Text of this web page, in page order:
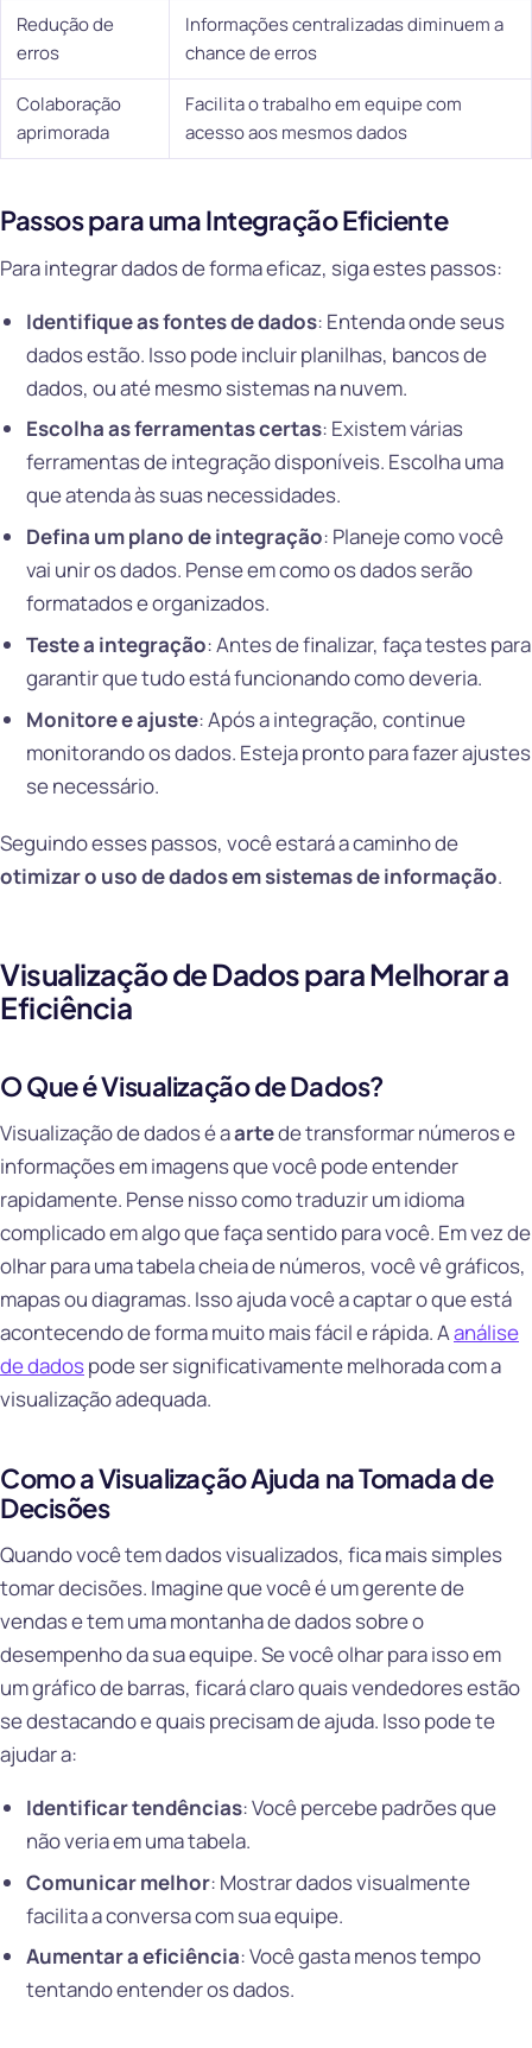
Redução de
erros
Informações centralizadas diminuem a
chance de erros
Colaboração
aprimorada
Facilita o trabalho em equipe com
acesso aos mesmos dados
Passos para uma Integração Eficiente
Para integrar dados de forma eficaz, siga estes passos:
Identifique as fontes de dados: Entenda onde seus
dados estão. Isso pode incluir planilhas, bancos de
dados, ou até mesmo sistemas na nuvem.
Escolha as ferramentas certas: Existem várias
ferramentas de integração disponíveis. Escolha uma
que atenda às suas necessidades.
Defina um plano de integração: Planeje como você
vai unir os dados. Pense em como os dados serão
formatados e organizados.
Teste a integração: Antes de finalizar, faça testes para
garantir que tudo está funcionando como deveria.
Monitore e ajuste: Após a integração, continue
monitorando os dados. Esteja pronto para fazer ajustes
se necessário.
Seguindo esses passos, você estará a caminho de
otimizar o uso de dados em sistemas de informação.
Visualização de Dados para Melhorar a
Eficiência
O Que é Visualização de Dados?
Visualização de dados é aartede transformar números e
informações em imagens que você pode entender
rapidamente. Pense nisso como traduzir um idioma
complicado em algo que faça sentido para você. Em vez de
olhar para uma tabela cheia de números, você vê gráficos,
mapas ou diagramas. Isso ajuda você a captar o que está
acontecendo de forma muito mais fácil e rápida. Aanálise
de dadospode ser significativamente melhorada com a
visualização adequada.
Como a Visualização Ajuda na Tomada de
Decisões
Quando você tem dados visualizados, fica mais simples
tomar decisões. Imagine que você é um gerente de
vendas e tem uma montanha de dados sobre o
desempenho da sua equipe. Se você olhar para isso em
um gráfico de barras, ficará claro quais vendedores estão
se destacando e quais precisam de ajuda. Isso pode te
ajudar a:
Identificar tendências: Você percebe padrões que
não veria em uma tabela.
Comunicar melhor: Mostrar dados visualmente
facilita a conversa com sua equipe.
Aumentar a eficiência: Você gasta menos tempo
tentando entender os dados.